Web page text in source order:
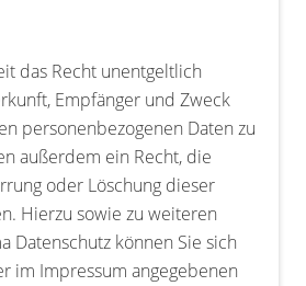
das Recht unentgeltlich
Empfänger und Zweck
personenbezogenen Daten zu
außerdem ein Recht, die
oder Löschung dieser
Hierzu sowie zu weiteren
Datenschutz können Sie sich
im Impressum angegebenen